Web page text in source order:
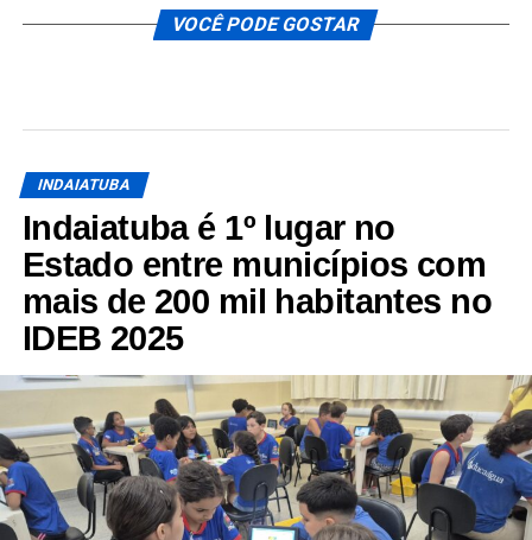
VOCÊ PODE GOSTAR
INDAIATUBA
Indaiatuba é 1º lugar no
Estado entre municípios com
mais de 200 mil habitantes no
IDEB 2025